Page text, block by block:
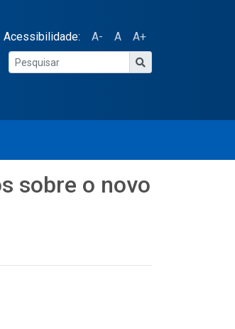
Acessibilidade: A- A A+
sobre o novo